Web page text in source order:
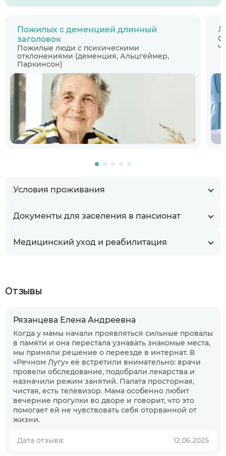
Условия проживания
Документы для заселения в пансионат
Медицинский уход и реабилитация
Пожилых с деменцией длинный
заголовок
Пожилые люди с психическими
отклонениями (деменция, Альцгеймер,
Паркинсон)
Отзывы
Рязанцева Елена Андреевна
Когда у мамы начали проявляться сильные провалы
в памяти и она перестала узнавать знакомые места,
мы приняли решение о переезде в интернат. В
«Речном Лугу» её встретили внимательно: врачи
провели обследование, подобрали лекарства и
назначили режим занятий. Палата просторная,
чистая, есть телевизор. Мама особенно любит
вечерние прогулки во дворе и говорит, что это
помогает ей не чувствовать себя оторванной от
жизни.
Дата отзыва: 12.06.2025
пансионате?